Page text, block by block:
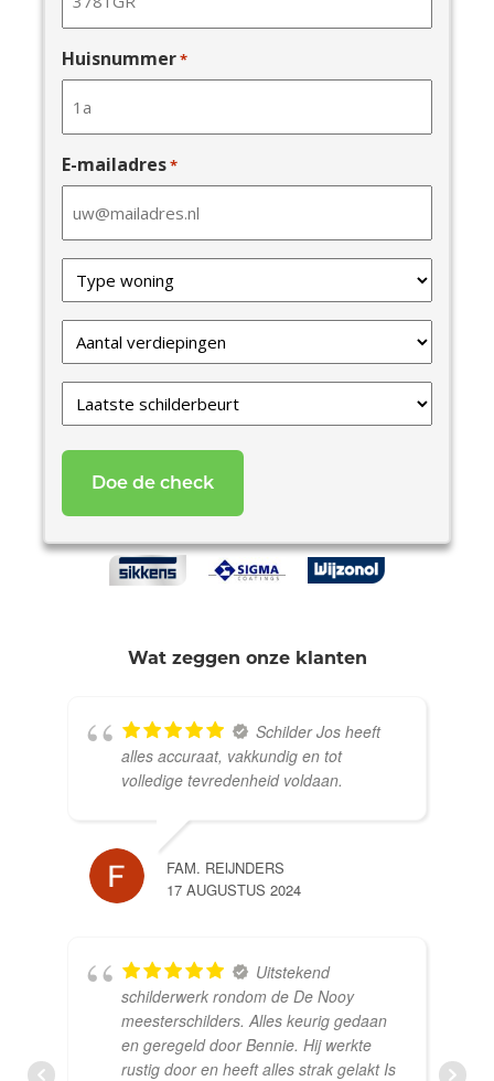
Huisnummer*
E-mailadres*
van
uw
woning
*
Verdiepingen
schilderbeurt
Wat zeggen onze klanten
Schilder Jos heeft
alles accuraat, vakkundig en tot
volledige tevredenheid voldaan.
FAM. REIJNDERS
17 AUGUSTUS 2024
Uitstekend
schilderwerk rondom de De Nooy
meesterschilders. Alles keurig gedaan
en geregeld door Bennie. Hij werkte
rustig door en heeft alles strak gelakt Is